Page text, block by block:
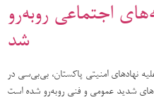
اجتماعی روبه‌رو
شد
نهادهای امنیتی پاکستان، بی‌بی‌سی در
شدید عمومی و فنی روبه‌رو شده است